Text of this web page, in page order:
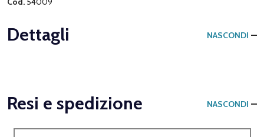
Dettagli NASCONDI
Resi e spedizione NASCONDI